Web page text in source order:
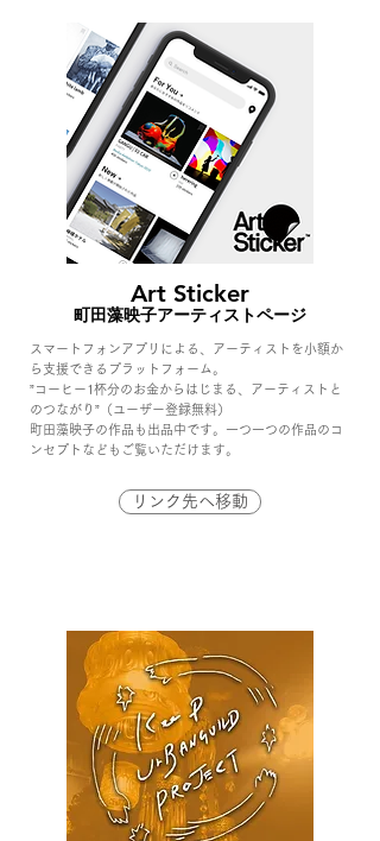
Art Sticker
町田藻映子アーティストページ
スマートフォンアプリによる、アーティストを小額か
ら支援できるプラットフォーム。
”コーヒー1杯分のお金からはじまる、アーティストと
のつながり” （ユーザー登録無料）
​町田藻映子の作品も出品中です。一つ一つの作品のコ
ンセプトなどもご覧いただけます。
リンク先へ移動